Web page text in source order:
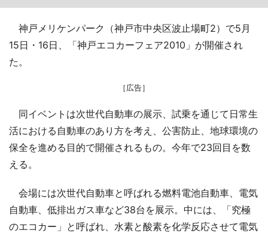
神戸メリケンパーク（神戸市中央区波止場町2）で5月
15日・16日、「神戸エコカーフェア2010」が開催され
た。
［広告］
同イベントは次世代自動車の展示、試乗を通じて日常生
活における自動車のあり方を考え、公害防止、地球環境の
保全を進める目的で開催されるもの。今年で23回目を数
える。
会場には次世代自動車と呼ばれる燃料電池自動車、電気
自動車、低排出ガス車など38台を展示。中には、「究極
のエコカー」と呼ばれ、水素と酸素を化学反応させて電気